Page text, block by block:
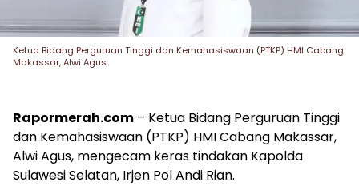
Ketua Bidang Perguruan Tinggi dan Kemahasiswaan (PTKP) HMI Cabang
Makassar, Alwi Agus
Rapormerah.com – Ketua Bidang Perguruan Tinggi
dan Kemahasiswaan (PTKP) HMI Cabang Makassar,
Alwi Agus, mengecam keras tindakan Kapolda
Sulawesi Selatan, Irjen Pol Andi Rian.